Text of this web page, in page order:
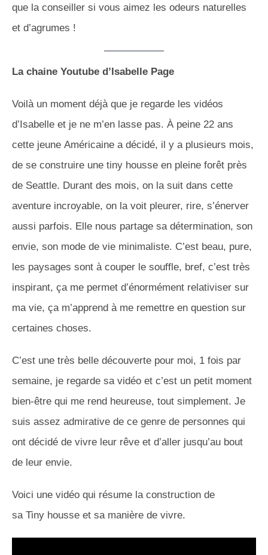
que la conseiller si vous aimez les odeurs naturelles
et d’agrumes !
La chaine Youtube d’Isabelle Page
Voilà un moment déjà que je regarde les vidéos
d’Isabelle et je ne m’en lasse pas. À peine 22 ans
cette jeune Américaine a décidé, il y a plusieurs mois,
de se construire une tiny housse en pleine forêt près
de Seattle. Durant des mois, on la suit dans cette
aventure incroyable, on la voit pleurer, rire, s’énerver
aussi parfois. Elle nous partage sa détermination, son
envie, son mode de vie minimaliste. C’est beau, pure,
les paysages sont à couper le souffle, bref, c’est très
inspirant, ça me permet d’énormément relativiser sur
ma vie, ça m’apprend à me remettre en question sur
certaines choses.
C’est une très belle découverte pour moi, 1 fois par
semaine, je regarde sa vidéo et c’est un petit moment
bien-être qui me rend heureuse, tout simplement. Je
suis assez admirative de ce genre de personnes qui
ont décidé de vivre leur rêve et d’aller jusqu’au bout
de leur envie.
Voici une vidéo qui résume la construction de
sa Tiny housse et sa manière de vivre.